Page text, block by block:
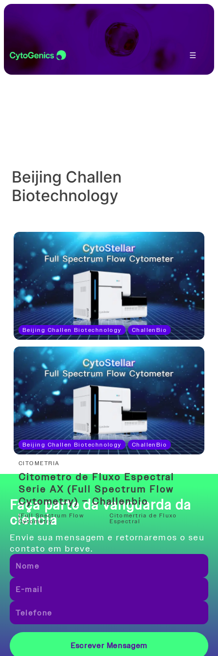
Skip to content
☰
Beijing Challen
Biotechnology
Beijing Challen Biotechnology ChallenBio
CITOMETRIA
Citometro de Fluxo Espectral DX
(Full Spectrum Flow Cytometry) –
Challenbio
(Full Spectrum Flow
Cytometry
Citomertria de Fluxo
Espectral
Beijing Challen Biotechnology ChallenBio
CITOMETRIA
Citometro de Fluxo Espectral
Série AX (Full Spectrum Flow
Cytometry) – Challenbio
(Full Spectrum Flow
Cytometry
Citomertria de Fluxo
Espectral
Faça parte da vanguarda da
ciência
Envie sua mensagem e retornaremos o seu
contato em breve.